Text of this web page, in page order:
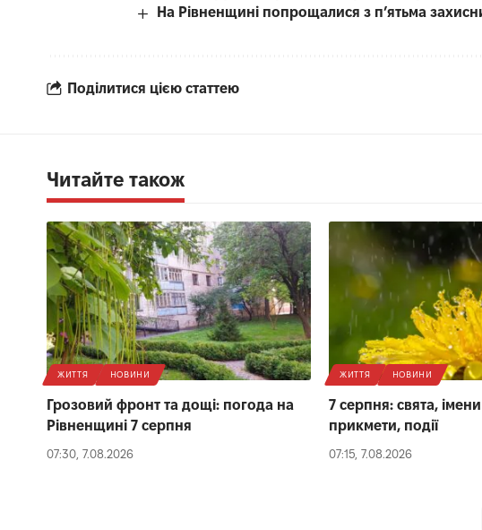
На Рівненщині попрощалися з п’ятьма
Поділитися цією статтею
Читайте також
ЖИТТЯ НОВИНИ
Грозовий фронт та дощі: погода на
Рівненщині 7 серпня
07:30, 7.08.2026
ЖИТТЯ НОВИНИ
7 серпня: свята,
прикмети, події
07:15, 7.08.2026